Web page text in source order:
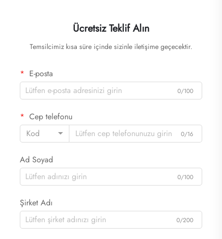
Ücretsiz Teklif Alın
Temsilcimiz kısa süre içinde sizinle iletişime geçecektir.
E-posta
0/100
Cep telefonu
Kod
0/16
Ad Soyad
0/100
Şirket Adı
0/200